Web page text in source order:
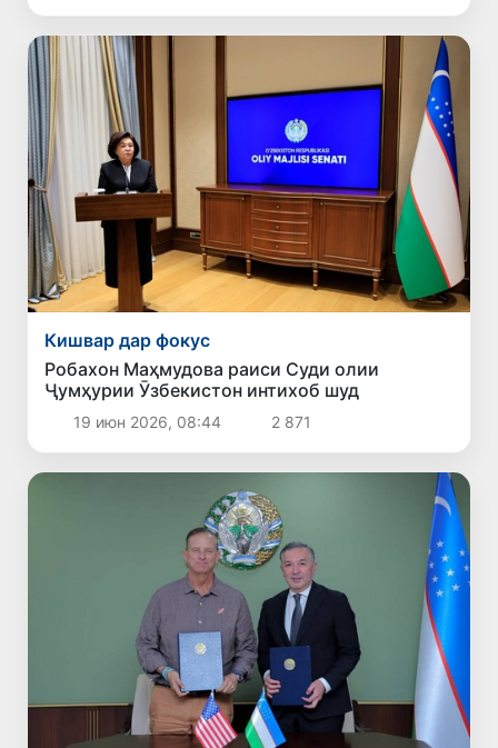
Кишвар дар фокус
Робахон Маҳмудова раиси Суди олии
Ҷумҳурии Ӯзбекистон интихоб шуд
19 июн 2026, 08:44 2 871